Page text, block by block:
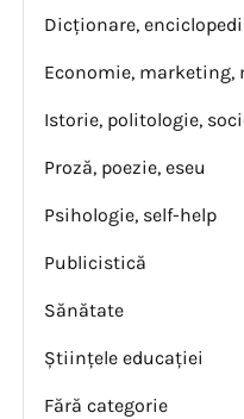
Dicționare,
Economie, marketing,
Istorie, politologie,
Proză, poezie, eseu
Psihologie, self-help
Publicistică
Sănătate
Științele educației
Fără categorie